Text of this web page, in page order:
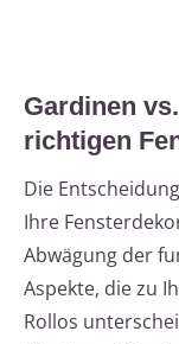
Gardinen
richtigen
Die
Ihre
Abwägung der
Aspekte, die zu
Rollos